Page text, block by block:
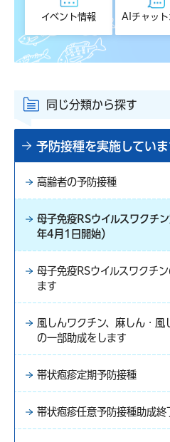
イベント情報 AIチャット
同じ分類から探す
予防接種を実施していま
高齢者の予防接種
母子免疫RSウイルスワクチ
年4月1日開始）
母子免疫RSウイルスワクチ
ます
風しんワクチン、麻しん・風
の一部助成をします
帯状疱疹定期予防接種
帯状疱疹任意予防接種助成終